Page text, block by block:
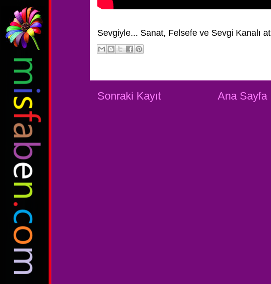
Sevgiyle... Sanat, Felsefe ve Sevgi Kanalı at
Sonraki Kayıt Ana Sayfa